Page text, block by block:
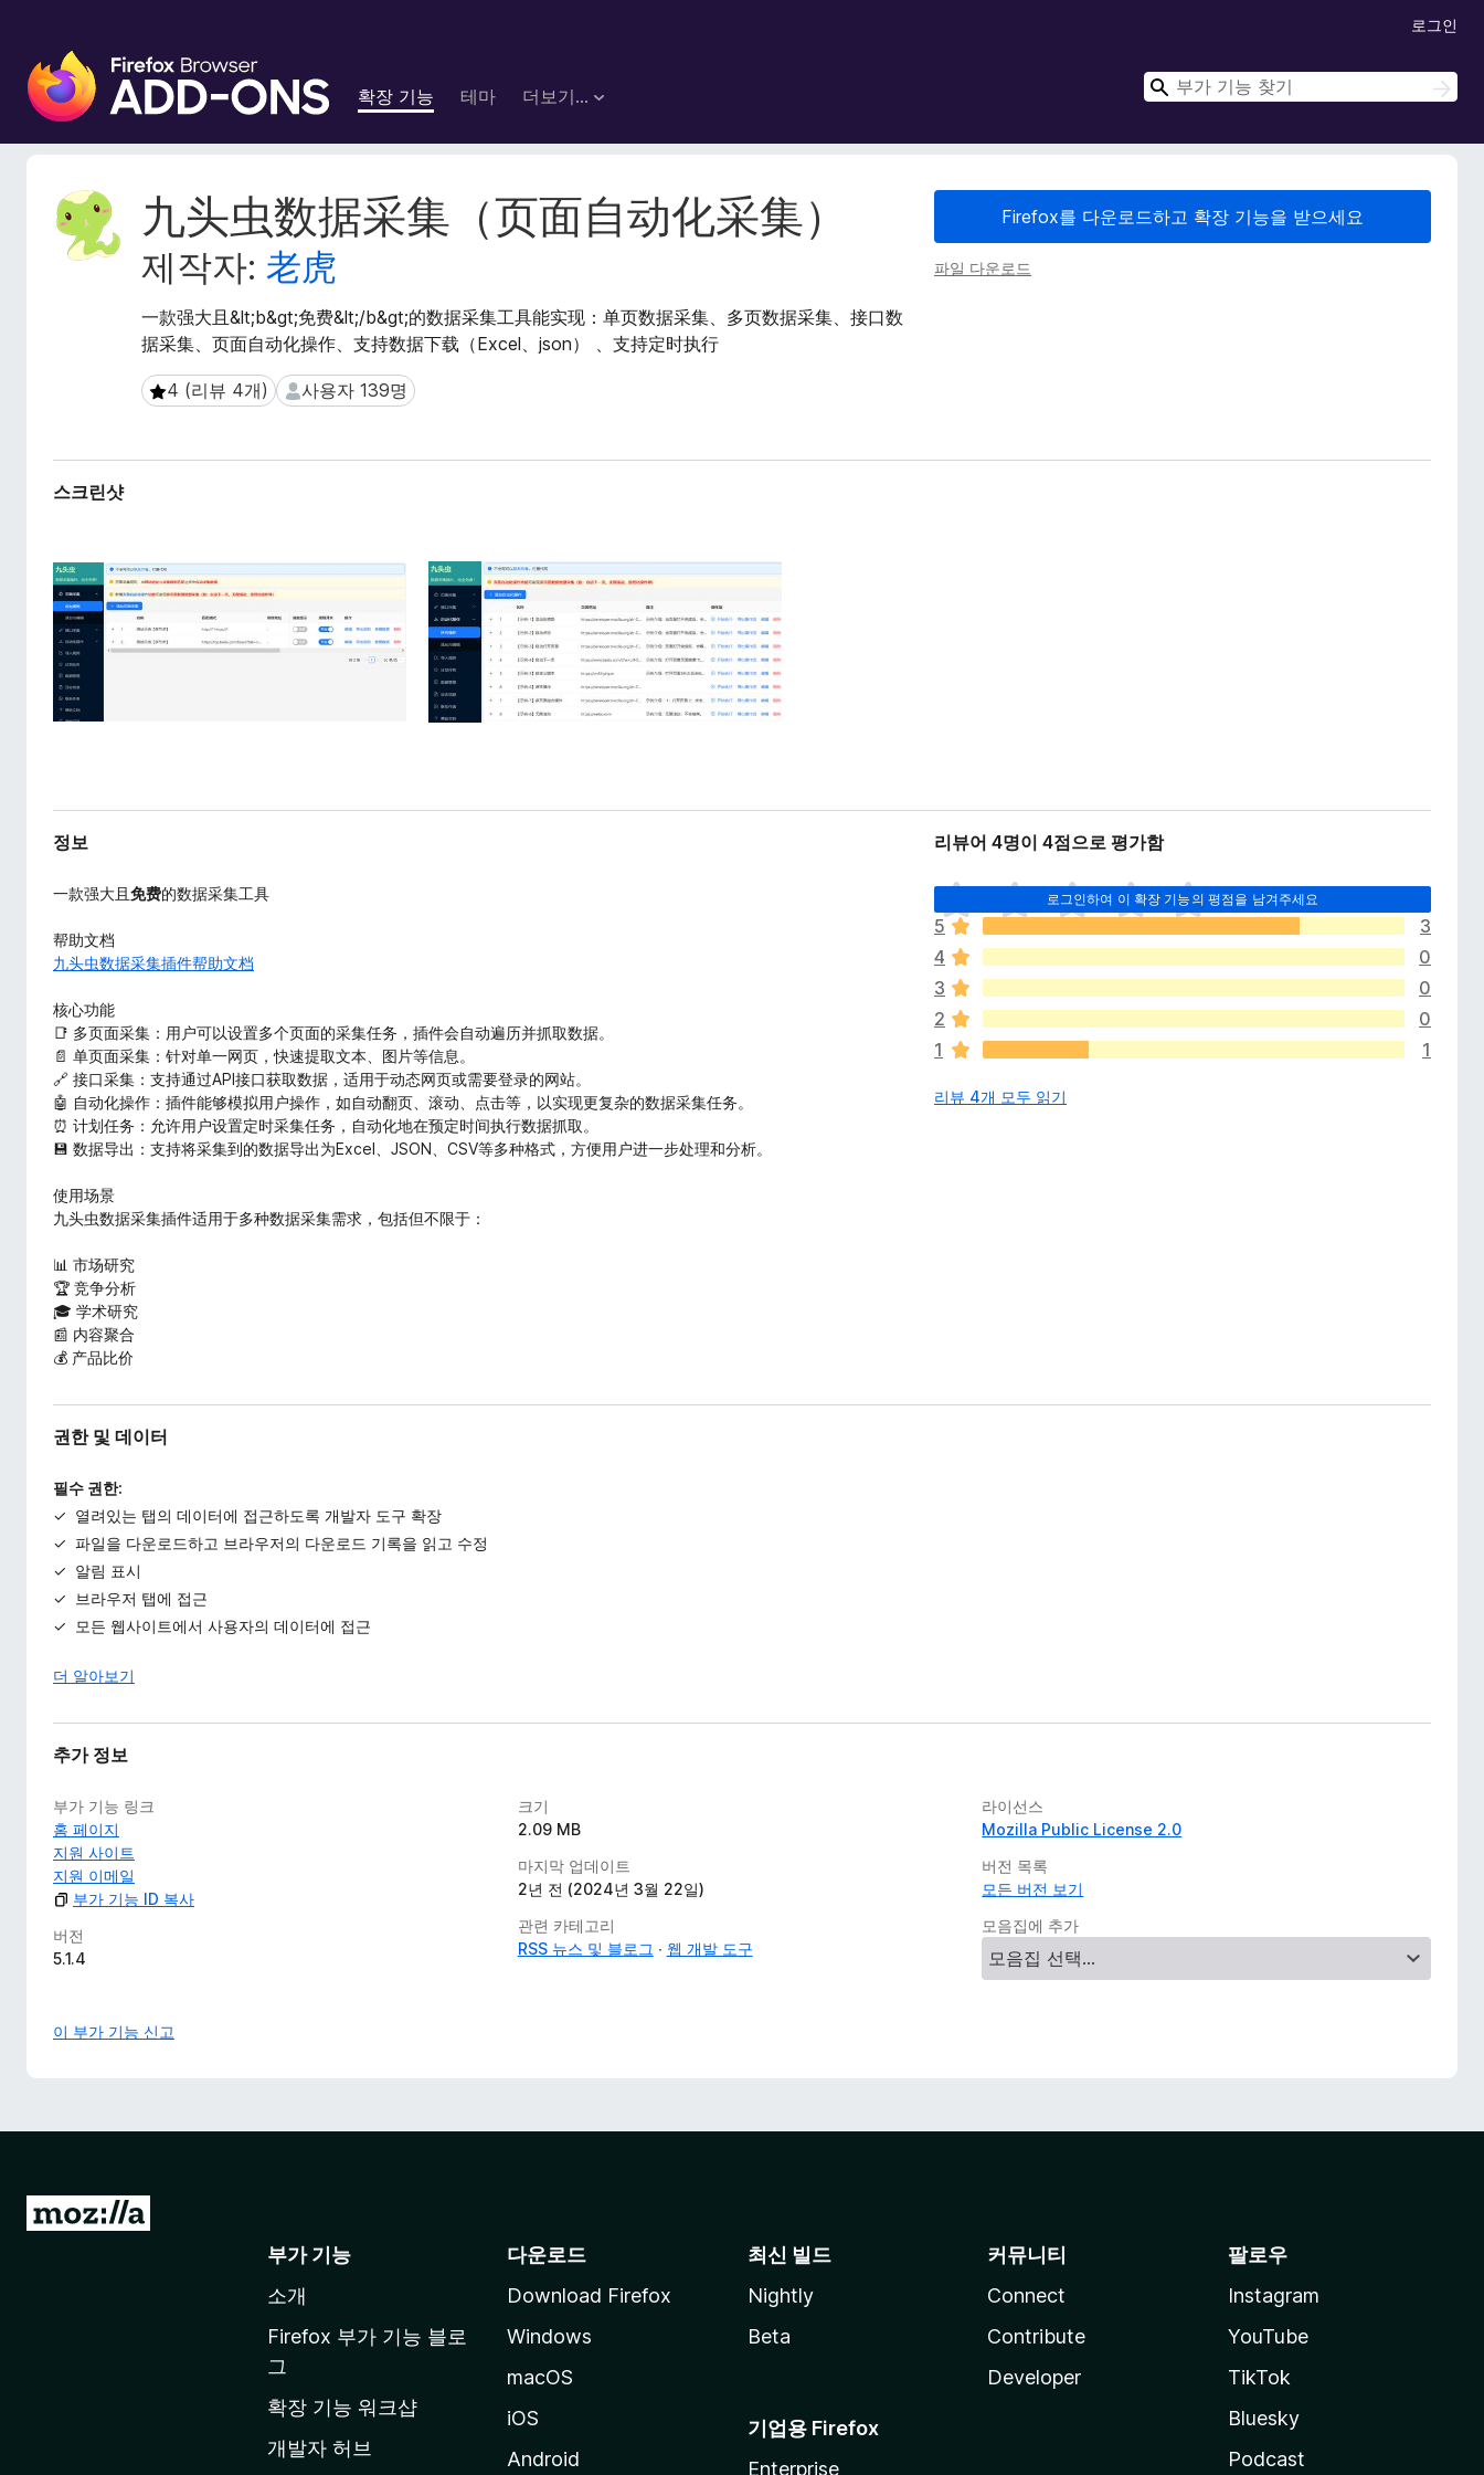
F
i
e
확장 기능 테마 더보기…
로그인
검
검
색
九头虫数据采集（页面自动化采集）
제작자: 老虎
一款强大且&lt;b&gt;免费&lt;/b&gt;的数据采集工具能实现：单页数据采集、多页数据采集、接口数
据采集、页面自动化操作、支持数据下载（Excel、json） 、支持定时执行
4 (리뷰 4개)
4 (리뷰 4개) 사용자 139명
사용자 139명
Firefox를 다운로드하고 확장 기능을 받으세요
파일 다운로드
확
장
메
스크린샷
정보
一款强大且免费的数据采集工具
帮助文档
九头虫数据采集插件帮助文档
核心功能
📑 多页面采集：用户可以设置多个页面的采集任务，插件会自动遍历并抓取数据。
📄 单页面采集：针对单一网页，快速提取文本、图片等信息。
🔗 接口采集：支持通过API接口获取数据，适用于动态网页或需要登录的网站。
🤖 自动化操作：插件能够模拟用户操作，如自动翻页、滚动、点击等，以实现更复杂的数据采集任务。
⏰ 计划任务：允许用户设置定时采集任务，自动化地在预定时间执行数据抓取。
💾 数据导出：支持将采集到的数据导出为Excel、JSON、CSV等多种格式，方便用户进一步处理和分析。
使用场景
九头虫数据采集插件适用于多种数据采集需求，包括但不限于：
📊 市场研究
🏆 竞争分析
🎓 学术研究
📰 内容聚合
💰 产品比价
리뷰어 4명이 4점으로 평가함
로그인하여 이 확장 기능의 평점을 남겨주세요
아
직
평
점
이
없
습
니
5
3
4
0
3
0
2
0
1
1
리뷰 4개 모두 읽기
권한 및 데이터
필수 권한:
열려있는 탭의 데이터에 접근하도록 개발자 도구 확장
파일을 다운로드하고 브라우저의 다운로드 기록을 읽고 수정
알림 표시
브라우저 탭에 접근
모든 웹사이트에서 사용자의 데이터에 접근
더 알아보기
추가 정보
부가 기능 링크
홈 페이지
지원 사이트
지원 이메일
부가 기능 ID 복사
버전
5.1.4
크기
2.09 MB
마지막 업데이트
2년 전 (2024년 3월 22일)
관련 카테고리
RSS 뉴스 및 블로그
웹 개발 도구
라이선스
Mozilla Public License 2.0
버전 목록
모든 버전 보기
모음집에 추가
이 부가 기능 신고
M
부가 기능
소개
Firefox 부가 기능 블로
그
확장 기능 워크샵
개발자 허브
다운로드
Download Firefox
Windows
macOS
iOS
Android
최신 빌드
Nightly
Beta
기업용 Firefox
Enterprise
커뮤니티
Connect
Contribute
Developer
팔로우
Instagram
YouTube
TikTok
Bluesky
Podcast